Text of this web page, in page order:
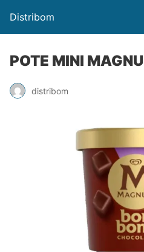
Distribom
POTE MINI
distribom